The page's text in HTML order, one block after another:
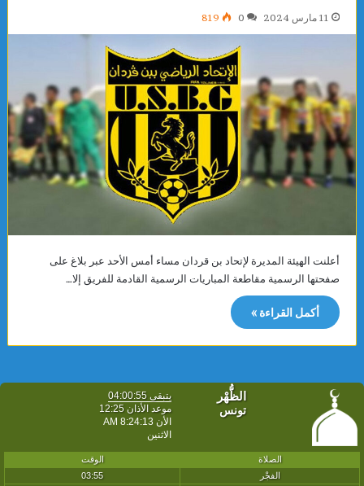
11 مارس 2024 0
819
أعلنت الهيئة المديرة لإتحاد بن قردان مساء أمس الأحد عبر بلاغ على
صفحتها الرسمية مقاطعة المباريات الرسمية القادمة للفريق إلا…
أكمل القراءة »